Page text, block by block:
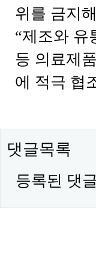
위를 금지
“제조와 유
등 의료제
에 적극 협
댓글목록
등록된 댓